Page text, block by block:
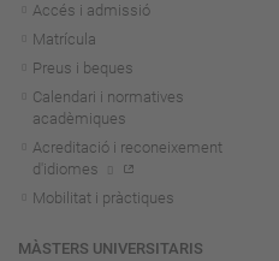
Accés i admissió
Matrícula
Preus i beques
Calendari i normatives
acadèmiques
Acreditació i reconeixement
d'idiomes
Mobilitat i pràctiques
MÀSTERS UNIVERSITARIS